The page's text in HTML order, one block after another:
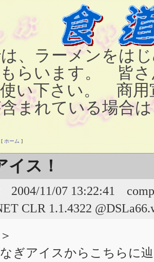
、ラーメンをは
らいます。 皆さ
い下さい。 商用
まれている場合
[ ホーム ]
イス！
2004/11/07 13:22:41
CLR 1.1.4322
ぎアイスからこちらに